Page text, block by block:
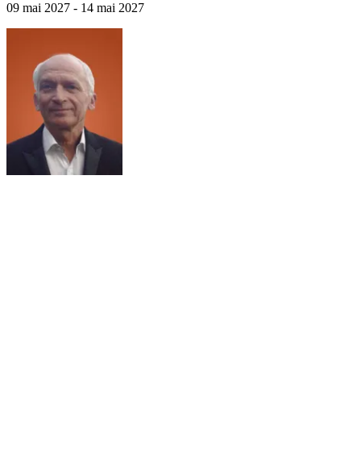
et autres parcs à la végétation luxuriante.
09 mai 2027 - 14 mai 2027